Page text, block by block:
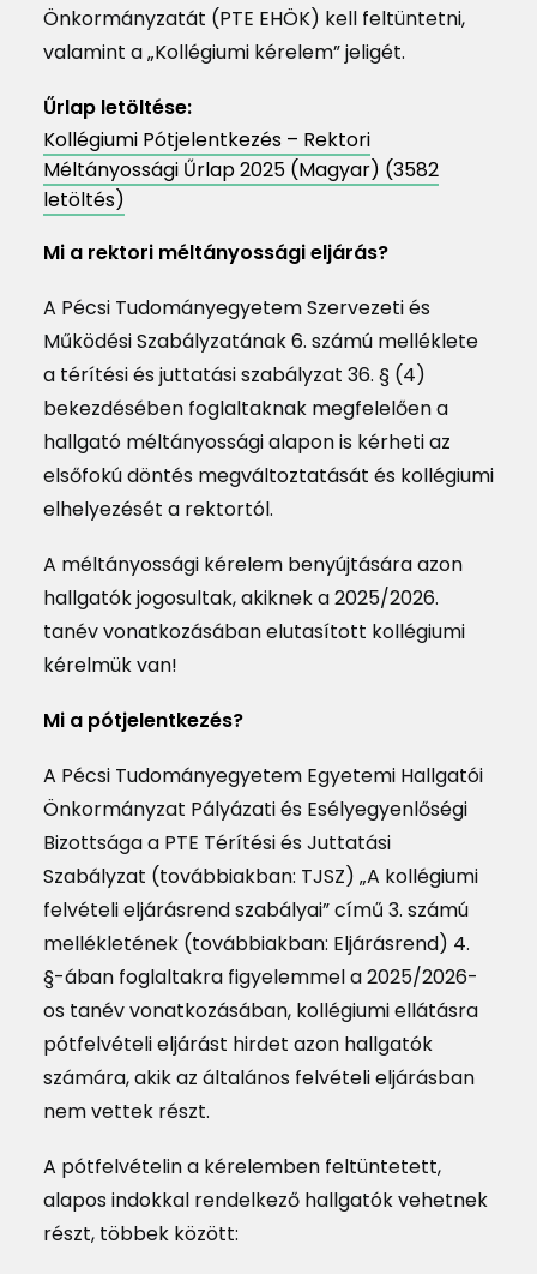
Önkormányzatát (PTE EHÖK) kell feltüntetni,
valamint a „Kollégiumi kérelem” jeligét.
Űrlap letöltése:
Kollégiumi Pótjelentkezés – Rektori
Méltányossági Űrlap 2025 (Magyar) (3582
letöltés)
Mi a rektori méltányossági eljárás?
A Pécsi Tudományegyetem Szervezeti és
Működési Szabályzatának 6. számú melléklete
a térítési és juttatási szabályzat 36. § (4)
bekezdésében foglaltaknak megfelelően a
hallgató méltányossági alapon is kérheti az
elsőfokú döntés megváltoztatását és kollégiumi
elhelyezését a rektortól.
A méltányossági kérelem benyújtására azon
hallgatók jogosultak, akiknek a 2025/2026.
tanév vonatkozásában elutasított kollégiumi
kérelmük van!
Mi a pótjelentkezés?
A Pécsi Tudományegyetem Egyetemi Hallgatói
Önkormányzat Pályázati és Esélyegyenlőségi
Bizottsága a PTE Térítési és Juttatási
Szabályzat (továbbiakban: TJSZ) „A kollégiumi
felvételi eljárásrend szabályai” című 3. számú
mellékletének (továbbiakban: Eljárásrend) 4.
§-ában foglaltakra figyelemmel a 2025/2026-
os tanév vonatkozásában, kollégiumi ellátásra
pótfelvételi eljárást hirdet azon hallgatók
számára, akik az általános felvételi eljárásban
nem vettek részt.
A pótfelvételin a kérelemben feltüntetett,
alapos indokkal rendelkező hallgatók vehetnek
részt, többek között: